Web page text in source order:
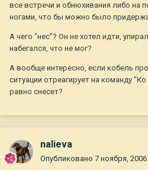
все встречи и обнюхивания либо на
ногами, что бы можно было
А чего "нес"? Он не хотел идти,
набегался, что не мог?
А вообще интересно, если кобель
ситуации отреагирует на команду
равно снесет?
nalieva
Опубликовано 7 ноября, 2006